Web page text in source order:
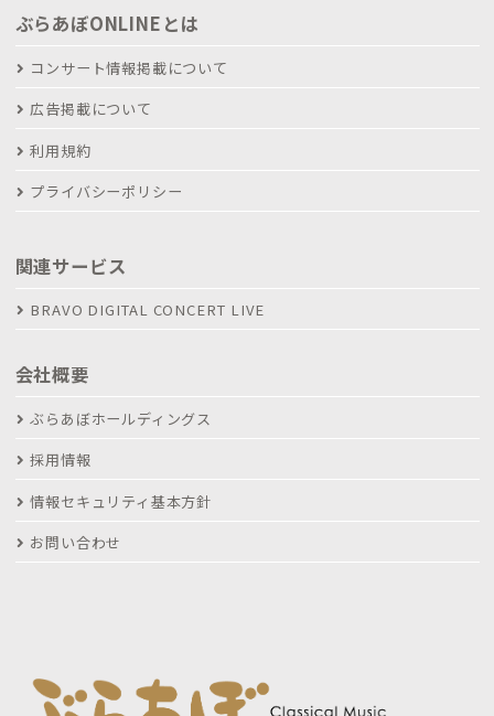
ぶらあぼONLINEとは
コンサート情報掲載について
広告掲載について
利用規約
プライバシーポリシー
関連サービス
BRAVO DIGITAL CONCERT LIVE
会社概要
ぶらあぼホールディングス
採用情報
情報セキュリティ基本方針
お問い合わせ